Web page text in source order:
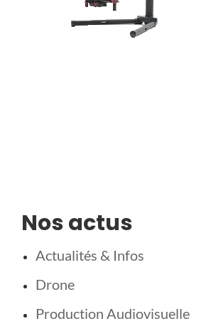
Nos actus
Actualités & Infos
Drone
Production Audiovisuelle